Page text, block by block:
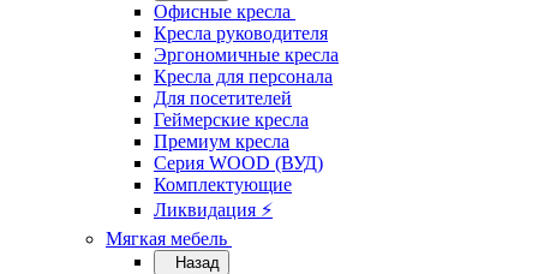
Офисные кресла
Кресла руководителя
Эргономичные кресла
Кресла для персонала
Для посетителей
Геймерские кресла
Премиум кресла
Серия WOOD (ВУД)
Комплектующие
Ликвидация ⚡
Мягкая мебель
Назад